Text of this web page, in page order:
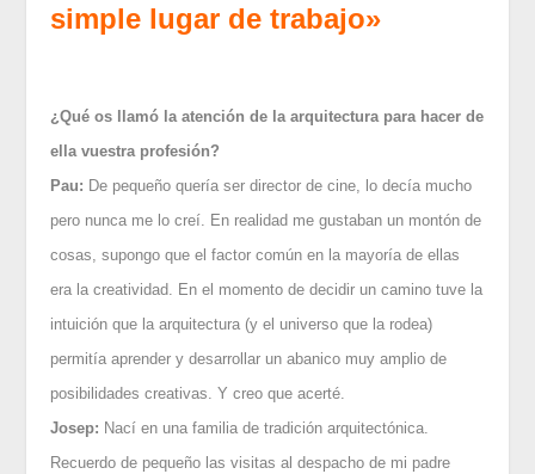
simple lugar de trabajo»
¿Qué os llamó la atención de la arquitectura para hacer de
ella vuestra profesión?
Pau: De pequeño quería ser director de cine, lo decía mucho
pero nunca me lo creí. En realidad me gustaban un montón de
cosas, supongo que el factor común en la mayoría de ellas
era la creatividad. En el momento de decidir un camino tuve la
intuición que la arquitectura (y el universo que la rodea)
permitía aprender y desarrollar un abanico muy amplio de
posibilidades creativas. Y creo que acerté.
Josep: Nací en una familia de tradición arquitectónica.
Recuerdo de pequeño las visitas al despacho de mi padre